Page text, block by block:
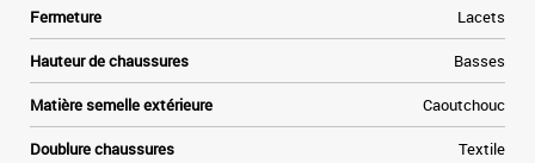
Fermeture Lacets
Hauteur de chaussures Basses
Matière semelle extérieure Caoutchouc
Doublure chaussures Textile